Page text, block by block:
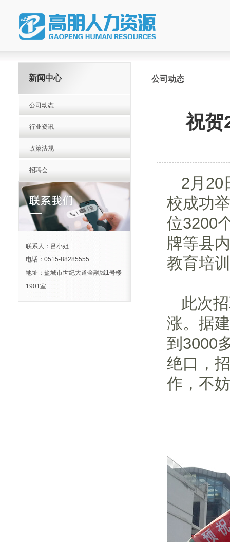
新闻中心
公司动态
行业资讯
政策法规
招聘会
联系人：吕小姐
电话：0515-88285555
地址：盐城市世纪大道金融城1号楼
1901室
公司动态
祝贺
2月20
校成功
位3200
牌等县
教育培
此次
涨。据
到3000
绝口，
作，不